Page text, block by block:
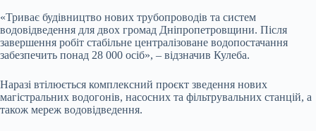
«Триває будівництво нових трубопроводів та систем
водовідведення для двох громад Дніпропетровщини. Після
завершення робіт стабільне централізоване водопостачання
забезпечить понад 28 000 осіб», – відзначив Кулеба.
Наразі втілюється комплексний проєкт зведення нових
магістральних водогонів, насосних та фільтрувальних станцій, а
також мереж водовідведення.